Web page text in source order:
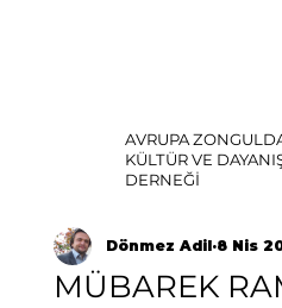
AVRUPA
KÜLTÜR VE
DERNEĞİ
MÜBAREK
Dönmez Adil 8 Nis